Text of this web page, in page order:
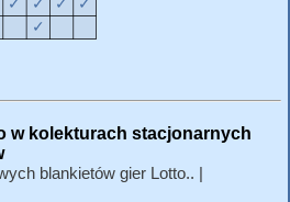
w kolekturach stacjonarnych
blankietów gier Lotto.. |